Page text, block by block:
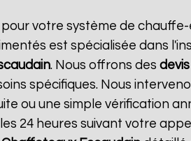
votre système de
est spécialisée dans
. Nous offrons des
spécifiques. Nous
ou une simple vérification
24 heures suivant votre